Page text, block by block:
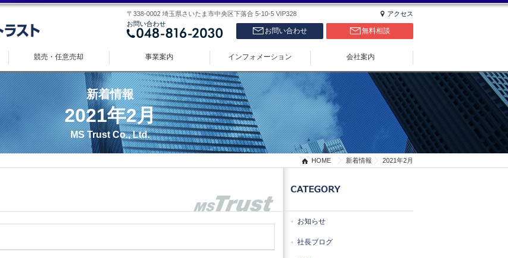
〒338-0002 埼玉県さいたま市中央区下落合 5-10-5 VIP328 アクセス
無料相談
お問い合わせ
お問い合わせ
競売・任意売却 事業案内 インフォメーション 会社案内
新着情報
2021年2月
MS Trust Co., Ltd.
HOME 新着情報 2021年2月
お知らせ
社長ブログ